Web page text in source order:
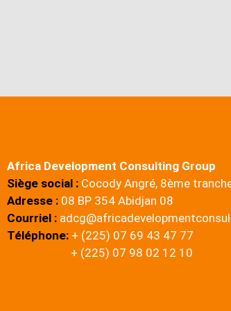
Africa Development Consulting Group
Siège social : Cocody Angré, 8ème
Adresse : 08 BP 354 Abidjan 08
Courriel :
Téléphone: + (225) 07 69 43 47 77
+ (225) 07 98 02 12 10